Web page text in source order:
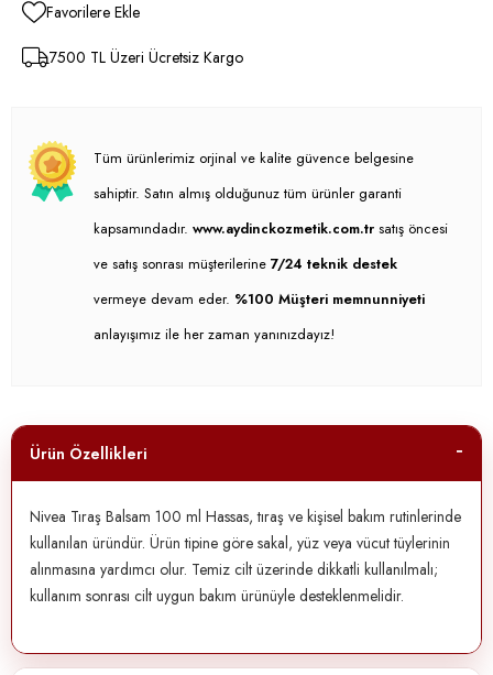
Favorilere Ekle
7500 TL Üzeri Ücretsiz Kargo
Tüm ürünlerimiz orjinal ve kalite güvence belgesine
sahiptir. Satın almış olduğunuz tüm ürünler garanti
kapsamındadır. www.aydinckozmetik.com.tr satış öncesi
ve satış sonrası müşterilerine 7/24 teknik destek
vermeye devam eder. %100 Müşteri memnunniyeti
anlayışımız ile her zaman yanınızdayız!
Ürün Özellikleri
Nivea Tıraş Balsam 100 ml Hassas, tıraş ve kişisel bakım rutinlerinde
kullanılan üründür. Ürün tipine göre sakal, yüz veya vücut tüylerinin
alınmasına yardımcı olur. Temiz cilt üzerinde dikkatli kullanılmalı;
kullanım sonrası cilt uygun bakım ürünüyle desteklenmelidir.